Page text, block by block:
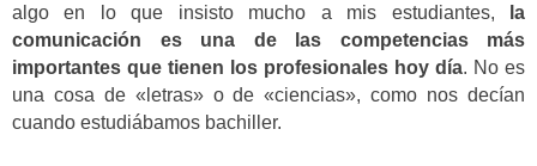
algo en lo que insisto mucho a mis estudiantes,
la
comunicación es una de las competencias más
importantes que tienen los profesionales hoy día. No es
una cosa de «letras» o de «ciencias», como nos decían
cuando estudiábamos bachiller.